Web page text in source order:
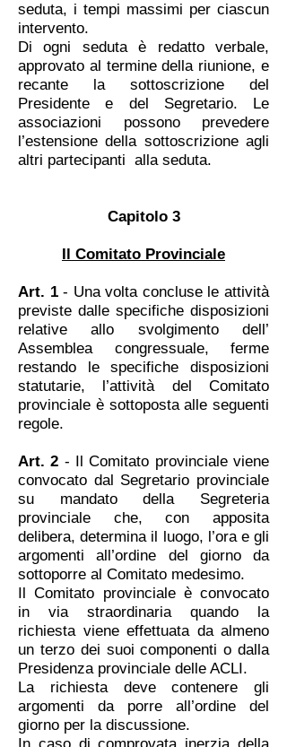
seduta, i tempi massimi per ciascun
intervento.
Di ogni seduta è redatto verbale,
approvato al termine della riunione, e
recante la sottoscrizione del
Presidente e del Segretario. Le
associazioni possono prevedere
l’estensione della sottoscrizione agli
altri partecipanti alla seduta.
Capitolo 3
Il Comitato Provinciale
Art. 1- Una volta concluse le attività
previste dalle specifiche disposizioni
relative allo svolgimento dell’
Assemblea congressuale, ferme
restando le specifiche disposizioni
statutarie, l’attività del Comitato
provinciale è sottoposta alle seguenti
regole.
Art. 2 - Il Comitato provinciale viene
convocato dal Segretario provinciale
su mandato della Segreteria
provinciale che, con apposita
delibera, determina il luogo, l’ora e gli
argomenti all’ordine del giorno da
sottoporre al Comitato medesimo.
Il Comitato provinciale è convocato
in via straordinaria quando la
richiesta viene effettuata da almeno
un terzo dei suoi componenti o dalla
Presidenza provinciale delle ACLI.
La richiesta deve contenere gli
argomenti da porre all’ordine del
giorno per la discussione.